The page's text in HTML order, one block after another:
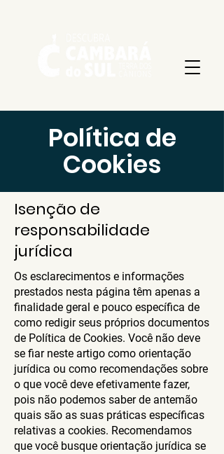
Política de
Cookies
Isenção de
responsabilidade
jurídica
Os esclarecimentos e informações
prestados nesta página têm apenas a
finalidade geral e pouco específica de
como redigir seus próprios documentos
de Política de Cookies. Você não deve
se fiar neste artigo como orientação
jurídica ou como recomendações sobre
o que você deve efetivamente fazer,
pois não podemos saber de antemão
quais são as suas práticas específicas
relativas a cookies. Recomendamos
que você busque orientação jurídica se